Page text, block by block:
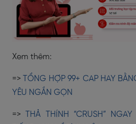
Xem thêm:
=>
TỔNG HỢP 99+ CAP HAY
YÊU NGẮN GỌN
=>
THẢ THÍNH “CRUSH”